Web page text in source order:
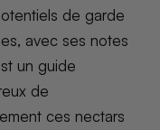
de garde
avec ses notes
un guide
de
ces nectars